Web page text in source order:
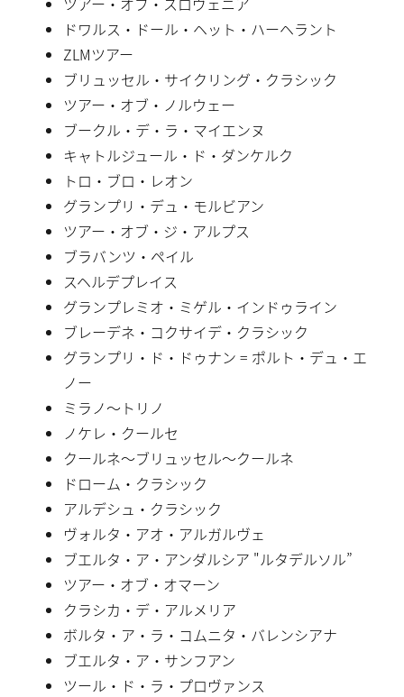
ドワルス・ドール・ヘット・ハーヘラント
ZLMツアー
ブリュッセル・サイクリング・クラシック
ツアー・オブ・ノルウェー
ブークル・デ・ラ・マイエンヌ
キャトルジュール・ド・ダンケルク
トロ・ブロ・レオン
グランプリ・デュ・モルビアン
ツアー・オブ・ジ・アルプス
ブラバンツ・ペイル
スヘルデプレイス
グランプレミオ・ミゲル・インドゥライン
ブレーデネ・コクサイデ・クラシック
グランプリ・ド・ドゥナン = ポルト・デュ・エ
ノー
ミラノ〜トリノ
ノケレ・クールセ
クールネ〜ブリュッセル〜クールネ
ドローム・クラシック
アルデシュ・クラシック
ヴォルタ・アオ・アルガルヴェ
ブエルタ・ア・アンダルシア "ルタデルソル”
ツアー・オブ・オマーン
クラシカ・デ・アルメリア
ボルタ・ア・ラ・コムニタ・バレンシアナ
ブエルタ・ア・サンフアン
ツール・ド・ラ・プロヴァンス